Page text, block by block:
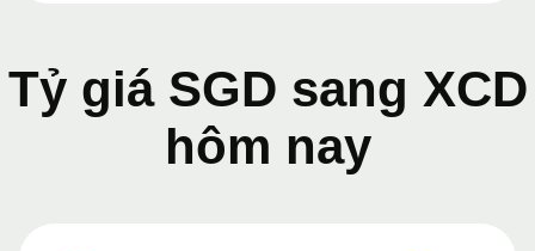
Tỷ giá SGD sang XCD
hôm nay